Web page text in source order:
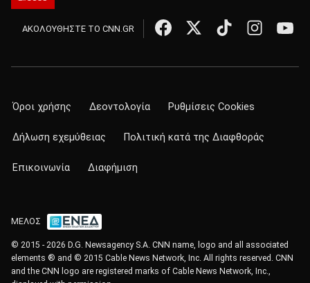
ΑΚΟΛΟΥΘΗΣΤΕ ΤΟ CNN.GR
Όροι χρήσης Δεοντολογία Ρυθμίσεις Cookies
Δήλωση εχεμύθειας Πολιτική κατά της Διαφθοράς
Επικοινωνία Διαφήμιση
ΜΕΛΟΣ
© 2015 - 2026 D.G. Newsagency S.A. CNN name, logo and all associated
elements ® and © 2015 Cable News Network, Inc. All rights reserved. CNN
and the CNN logo are registered marks of Cable News Network, Inc.,